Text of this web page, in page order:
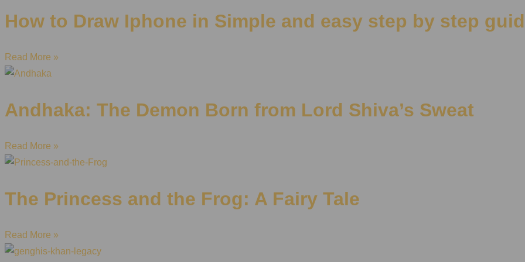
How to Draw Iphone in Simple and easy step by step
Read More »
Andhaka: The Demon Born from Lord Shiva’s Sweat
Read More »
The Princess and the Frog: A Fairy Tale
Read More »